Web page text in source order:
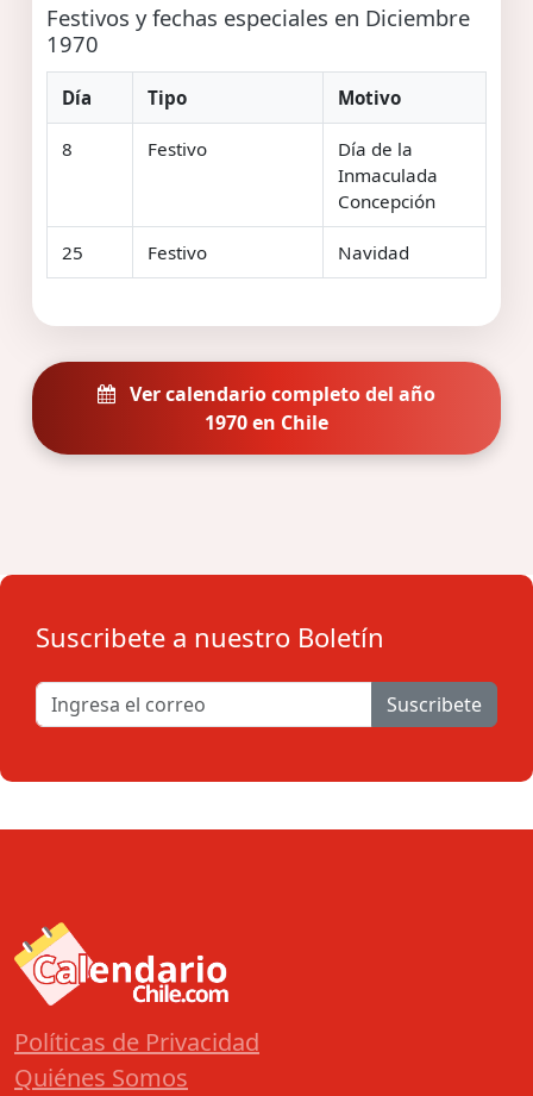
Festivos y fechas especiales en Diciembre
1970
Día Tipo Motivo
8 Festivo
Día de la
Inmaculada
Concepción
25 Festivo Navidad
Ver calendario completo del año
1970 en Chile
Suscribete a nuestro Boletín
Suscribete
Políticas de Privacidad
Quiénes Somos